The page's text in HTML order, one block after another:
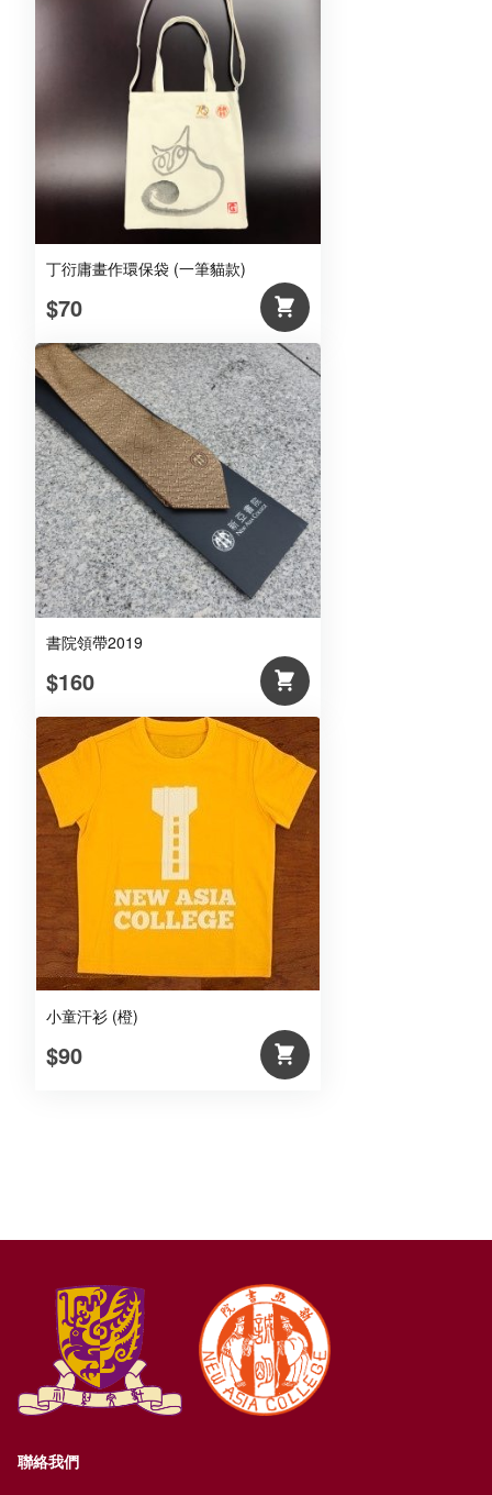
丁衍庸畫作環保袋 (一筆貓款)
$70
書院領帶2019
$160
小童汗衫 (橙)
$90
聯絡我們